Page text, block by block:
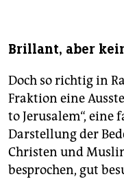
Brillant, aber
Doch so richtig in
Fraktion eine
to Jerusalem“, eine
Darstellung der
Christen und
besprochen, gut